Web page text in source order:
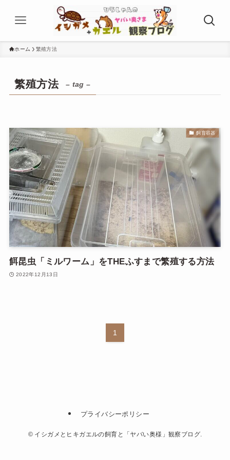
ホーム 繁殖方法
繁殖方法 – tag –
飼育容器
餌昆虫「ミルワーム」をTHEふすまで繁殖する方法
2022年12月13日
1
プライバシーポリシー
© イシガメとヒキガエルの飼育と「ヤバい奥様」観察ブログ.